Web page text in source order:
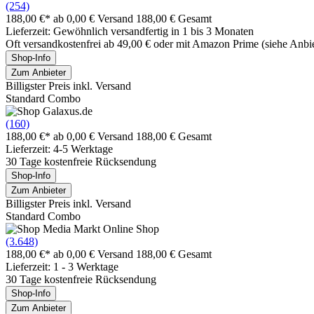
(254)
188,00 €* ab 0,00 € Versand 188,00 € Gesamt
Lieferzeit: Gewöhnlich versandfertig in 1 bis 3 Monaten
Oft versandkostenfrei ab 49,00 € oder mit Amazon Prime (siehe
Shop-Info
Zum Anbieter
Billigster Preis inkl. Versand
Standard Combo
(160)
188,00 €* ab 0,00 € Versand 188,00 € Gesamt
Lieferzeit: 4-5 Werktage
30 Tage kostenfreie Rücksendung
Shop-Info
Zum Anbieter
Billigster Preis inkl. Versand
Standard Combo
(3.648)
188,00 €* ab 0,00 € Versand 188,00 € Gesamt
Lieferzeit: 1 - 3 Werktage
30 Tage kostenfreie Rücksendung
Shop-Info
Zum Anbieter